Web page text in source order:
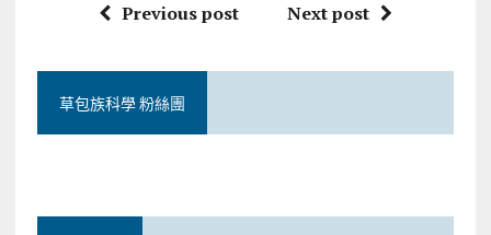
Previous post Next post
草包族科學 粉絲團